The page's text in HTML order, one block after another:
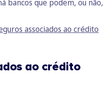
bancos que podem, ou não,
associados ao crédito
ao crédito